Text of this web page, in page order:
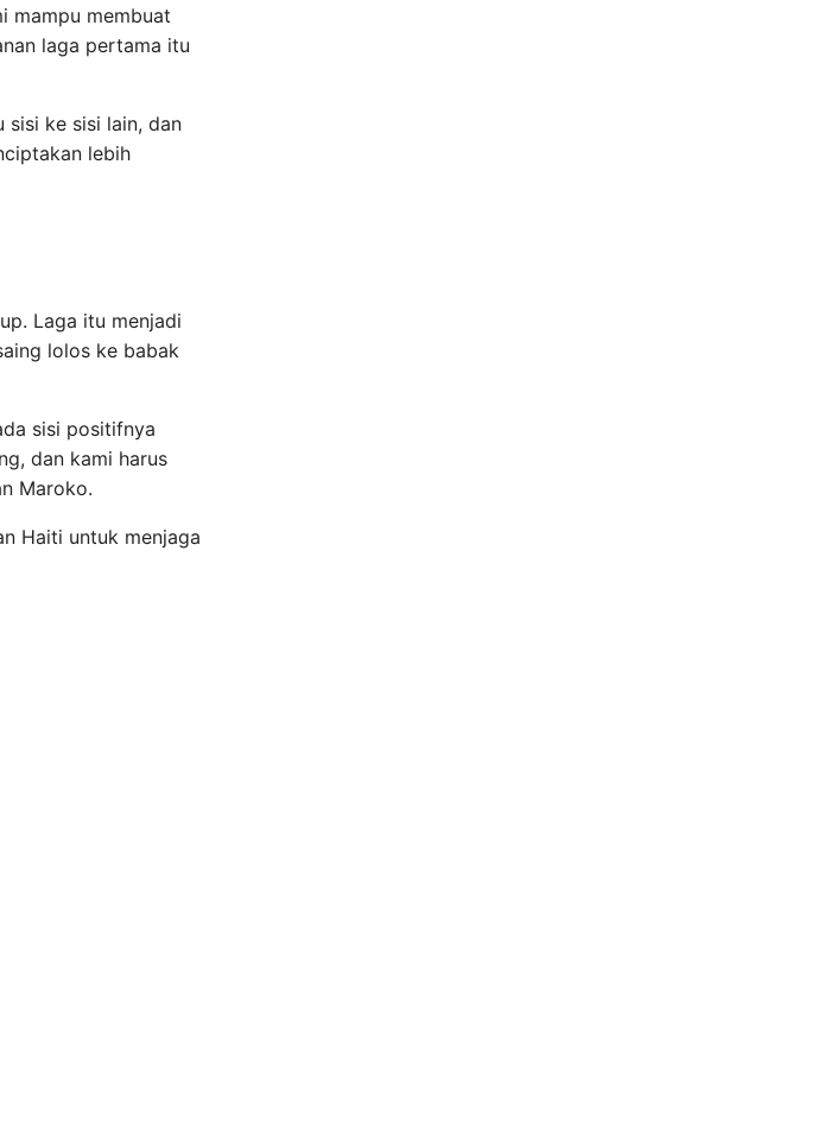
mampu membuat
laga pertama itu
sisi ke sisi lain, dan
lebih
Laga itu menjadi
lolos ke babak
sisi positifnya
dan kami harus
Maroko.
Haiti untuk menjaga